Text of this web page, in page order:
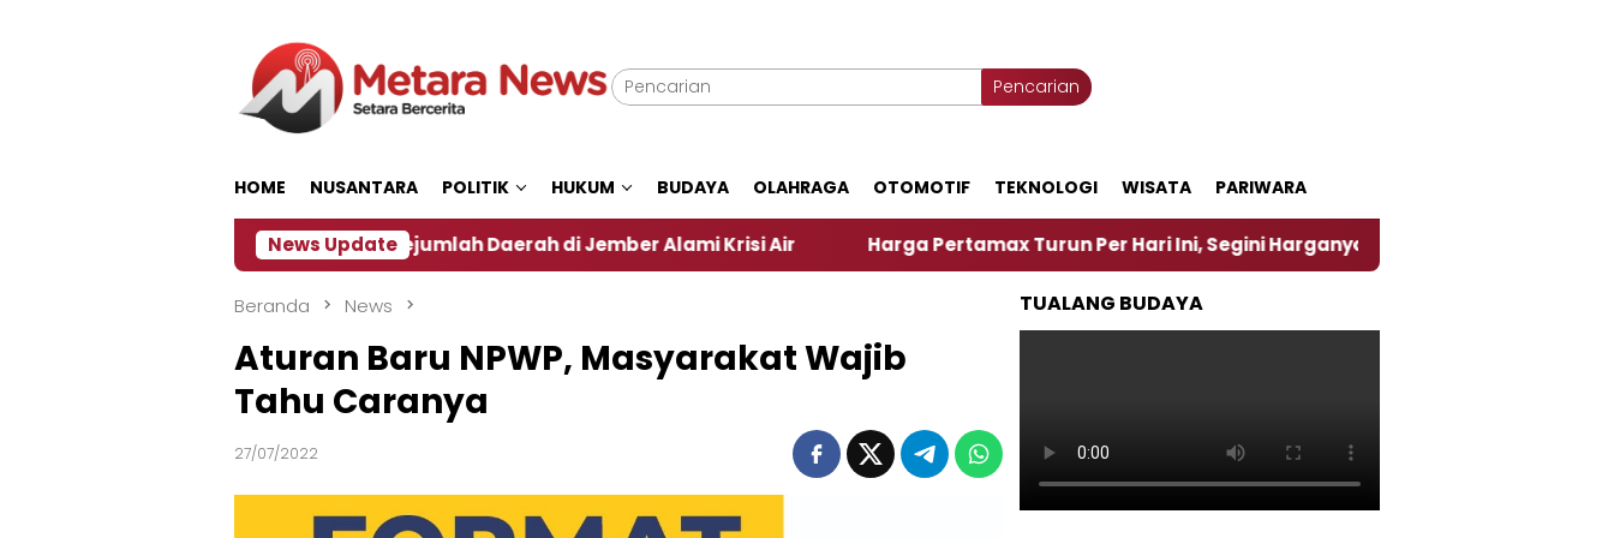
Pencarian
HOME NUSANTARA POLITIK HUKUM BUDAYA OLAHRAGA OTOMOTIF TEKNOLOGI WISATA PARIWARA
News Update
Dampak El Nino, Sejumlah Daerah di Jember Alami Krisi Air Harga Pertamax Turun Per Hari Ini, Segini Harganya ‎Nasirun Maestro Lukis
Beranda News
Aturan Baru NPWP, Masyarakat Wajib
Tahu Caranya
27/07/2022
TUALANG BUDAYA